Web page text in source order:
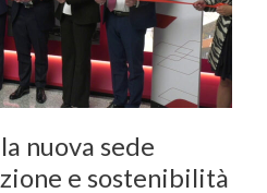
nuova sede
e sostenibilità